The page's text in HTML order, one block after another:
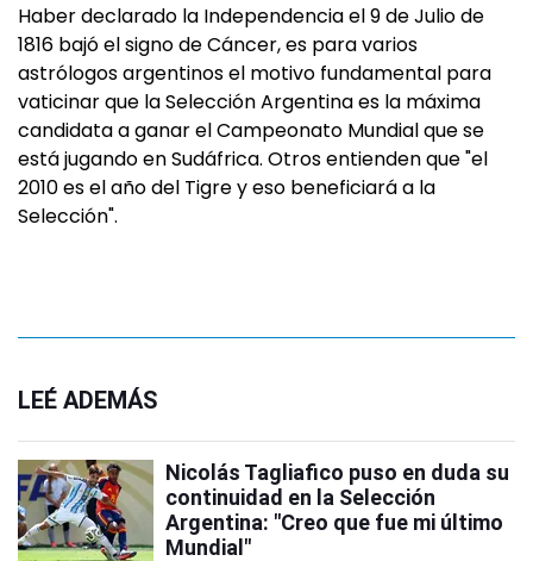
Haber declarado la Independencia el 9 de Julio de
1816 bajó el signo de Cáncer, es para varios
astrólogos argentinos el motivo fundamental para
vaticinar que la Selección Argentina es la máxima
candidata a ganar el Campeonato Mundial que se
está jugando en Sudáfrica. Otros entienden que "el
2010 es el año del Tigre y eso beneficiará a la
Selección".
LEÉ ADEMÁS
Nicolás Tagliafico puso en duda su
continuidad en la Selección
Argentina: "Creo que fue mi último
Mundial"